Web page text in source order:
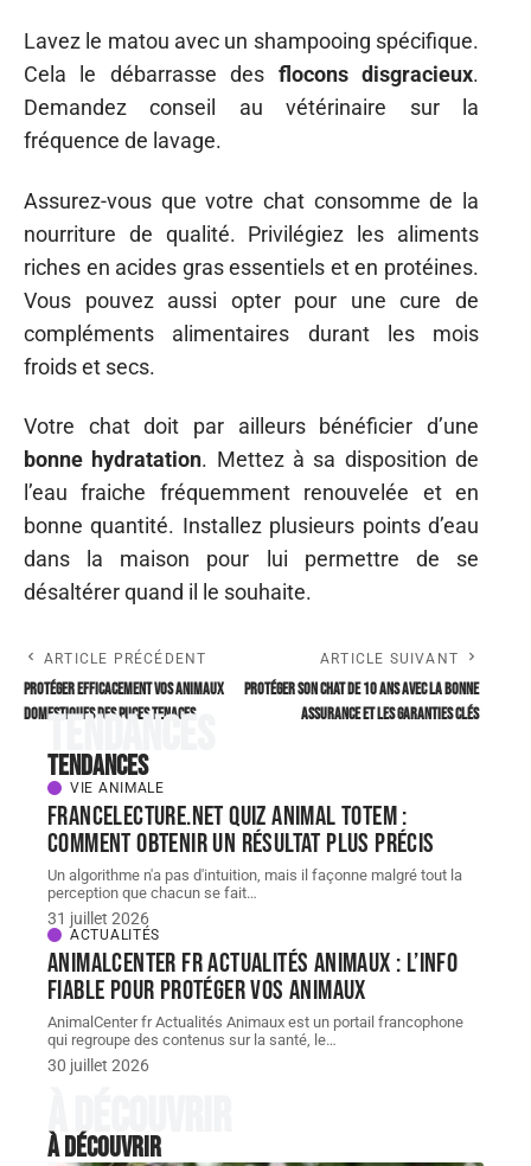
Lavez le matou avec un shampooing spécifique.
Cela le débarrasse des flocons disgracieux.
Demandez conseil au vétérinaire sur la
fréquence de lavage.
Assurez-vous que votre chat consomme de la
nourriture de qualité. Privilégiez les aliments
riches en acides gras essentiels et en protéines.
Vous pouvez aussi opter pour une cure de
compléments alimentaires durant les mois
froids et secs.
Votre chat doit par ailleurs bénéficier d’une
bonne hydratation. Mettez à sa disposition de
l’eau fraiche fréquemment renouvelée et en
bonne quantité. Installez plusieurs points d’eau
dans la maison pour lui permettre de se
désaltérer quand il le souhaite.
ARTICLE PRÉCÉDENT
Protéger efficacement vos animaux
domestiques des puces tenaces
ARTICLE SUIVANT
Protéger son chat de 10 ans avec la bonne
assurance et les garanties clés
Tendances
Tendances
VIE ANIMALE
FranceLecture.net quiz animal totem :
comment obtenir un résultat plus précis
Un algorithme n'a pas d'intuition, mais il façonne malgré tout la
perception que chacun se fait…
31 juillet 2026
ACTUALITÉS
AnimalCenter fr Actualités Animaux : l’info
fiable pour protéger vos animaux
AnimalCenter fr Actualités Animaux est un portail francophone
qui regroupe des contenus sur la santé, le…
30 juillet 2026
À découvrir
À découvrir